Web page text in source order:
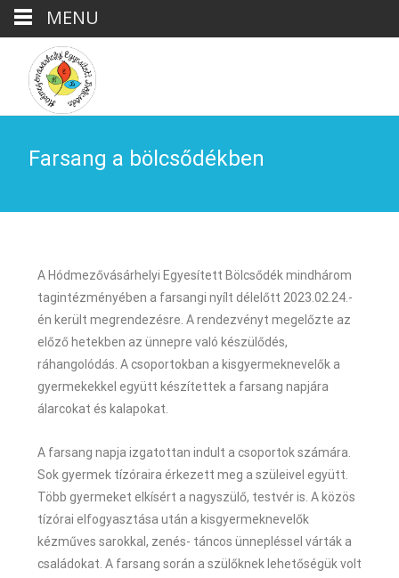
Eszköztár megnyitása
Farsang a bölcsődékben
A Hódmezővásárhelyi Egyesített Bölcsődék mindhárom
tagintézményében a farsangi nyílt délelőtt 2023.02.24.-
én került megrendezésre. A rendezvényt megelőzte az
előző hetekben az ünnepre való készülődés,
ráhangolódás. A csoportokban a kisgyermeknevelők a
gyermekekkel együtt készítettek a farsang napjára
álarcokat és kalapokat.
A farsang napja izgatottan indult a csoportok számára.
Sok gyermek tízóraira érkezett meg a szüleivel együtt.
Több gyermeket elkísért a nagyszülő, testvér is. A közös
tízórai elfogyasztása után a kisgyermeknevelők
kézműves sarokkal, zenés- táncos ünnepléssel várták a
családokat. A farsang során a szülőknek lehetőségük volt
MENU